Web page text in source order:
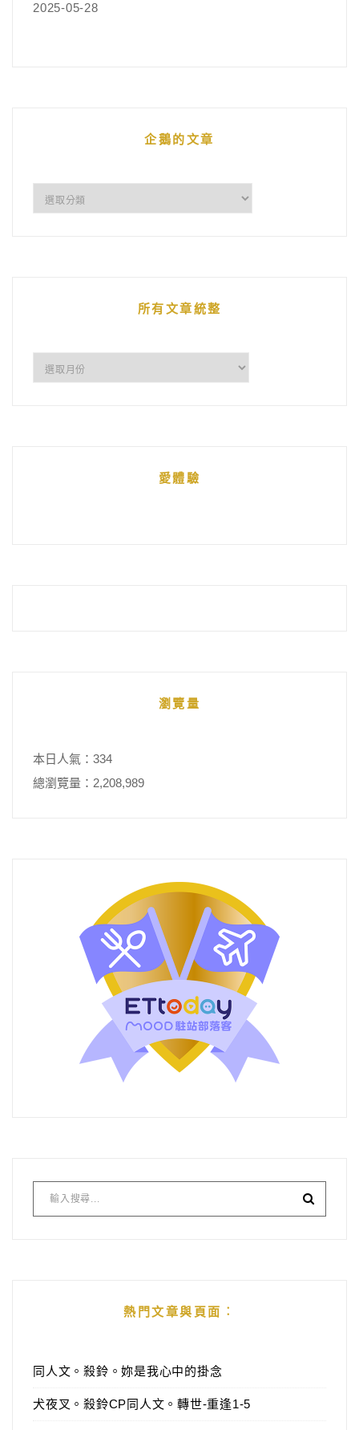
2025-05-28
企鵝的文章
所有文章統整
愛體驗
瀏覽量
本日人氣：334
總瀏覽量：2,208,989
熱門文章與頁面︰
同人文。殺鈴。妳是我心中的掛念
犬夜叉。殺鈴CP同人文。轉世-重逢1-5